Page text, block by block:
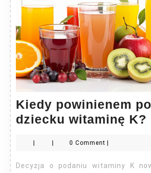
Kiedy powinienem
dziecku witaminę K?
| | 0 Comment |
Decyzja o podaniu witaminy K noworodkowi jest